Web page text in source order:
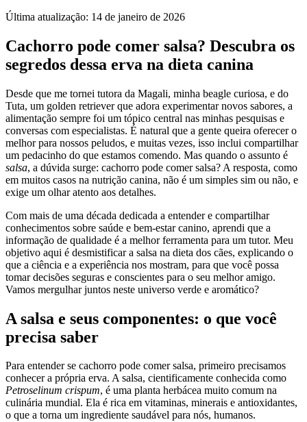
Última atualização: 14 de janeiro de 2026
Cachorro pode comer salsa? Descubra os
segredos dessa erva na dieta canina
Desde que me tornei tutora da Magali, minha beagle curiosa, e do
Tuta, um golden retriever que adora experimentar novos sabores, a
alimentação sempre foi um tópico central nas minhas pesquisas e
conversas com especialistas. É natural que a gente queira oferecer o
melhor para nossos peludos, e muitas vezes, isso inclui compartilhar
um pedacinho do que estamos comendo. Mas quando o assunto é
salsa, a dúvida surge: cachorro pode comer salsa? A resposta, como
em muitos casos na nutrição canina, não é um simples sim ou não, e
exige um olhar atento aos detalhes.
Com mais de uma década dedicada a entender e compartilhar
conhecimentos sobre saúde e bem-estar canino, aprendi que a
informação de qualidade é a melhor ferramenta para um tutor. Meu
objetivo aqui é desmistificar a salsa na dieta dos cães, explicando o
que a ciência e a experiência nos mostram, para que você possa
tomar decisões seguras e conscientes para o seu melhor amigo.
Vamos mergulhar juntos neste universo verde e aromático?
A salsa e seus componentes: o que você
precisa saber
Para entender se cachorro pode comer salsa, primeiro precisamos
conhecer a própria erva. A salsa, cientificamente conhecida como
Petroselinum crispum, é uma planta herbácea muito comum na
culinária mundial. Ela é rica em vitaminas, minerais e antioxidantes,
o que a torna um ingrediente saudável para nós, humanos.